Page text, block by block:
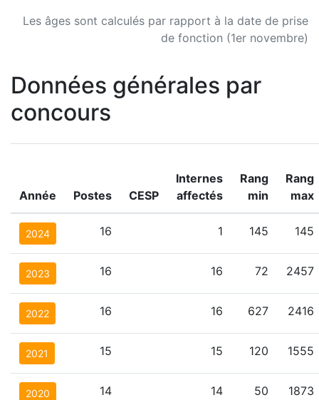
Les âges sont calculés par rapport à la date de prise
de fonction (1er novembre)
Données générales par
concours
Année Postes CESP
Internes
affectés
Rang
min
Rang
max
2024 16 1 145 145
2023 16 16 72 2457
2022 16 16 627 2416
2021 15 15 120 1555
2020 14 14 50 1873